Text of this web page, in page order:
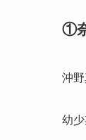
①
沖野
幼